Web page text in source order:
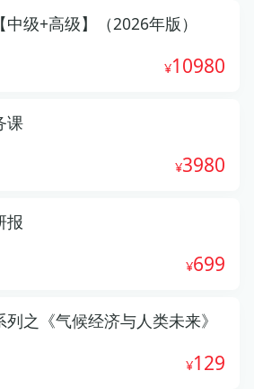
级+高级】（2026年版）
10980
课
3980
报
699
列之《气候经济与人类未来》
129